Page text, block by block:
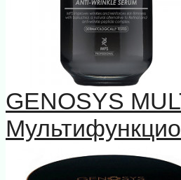
GENOSYS